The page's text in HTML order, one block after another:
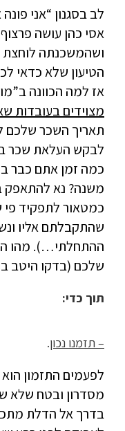
לב בסגנון “אני
אסי כהן עושה
ושהמשכנתה לוחצת
הטיעון שלא כדאי
אז למה הכוונה
מצוידים בעובדות
תאריך השכר שלכם
לבקש העלאת שכר
כמה זמן אתם כבר
משנה? נא
כמטאור לתפקיד פי
שהתקבלתם אליו
ההתחלתי…). מהו
שלכם (בדקו היטב
תוך כדי:
– תזמנו נכון.
לפעמים התזמון
מסדרון ובטח שלא
בדרך אל הדלת